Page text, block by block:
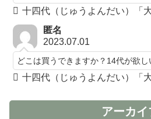
十四代（じゅうよんだい）「
匿名
2023.07.01
どこは買うできますか？14代が欲し
十四代（じゅうよんだい）「
アーカイ